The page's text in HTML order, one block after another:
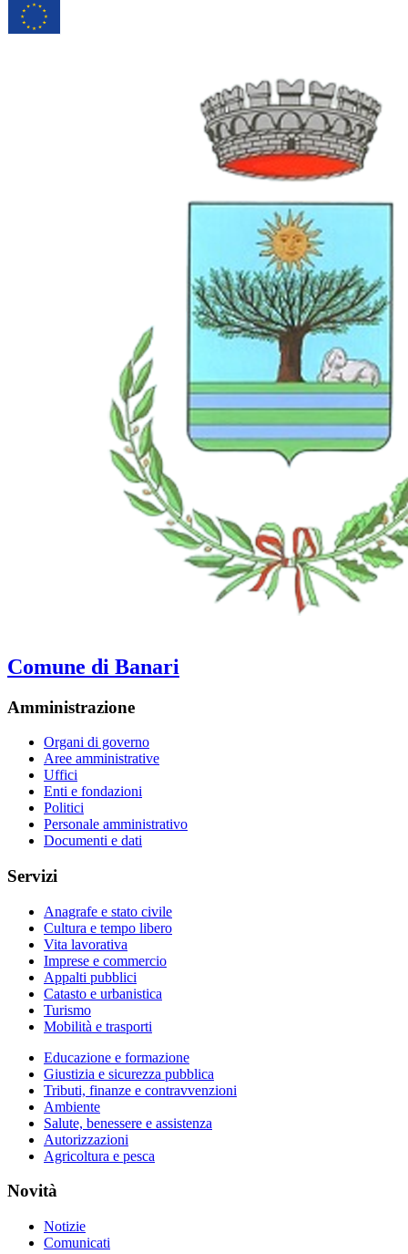
Comune di Banari
Amministrazione
Organi di governo
Aree amministrative
Uffici
Enti e fondazioni
Politici
Personale amministrativo
Documenti e dati
Servizi
Anagrafe e stato civile
Cultura e tempo libero
Vita lavorativa
Imprese e commercio
Appalti pubblici
Catasto e urbanistica
Turismo
Mobilità e trasporti
Educazione e formazione
Giustizia e sicurezza pubblica
Tributi, finanze e contravvenzioni
Ambiente
Salute, benessere e assistenza
Autorizzazioni
Agricoltura e pesca
Novità
Notizie
Comunicati